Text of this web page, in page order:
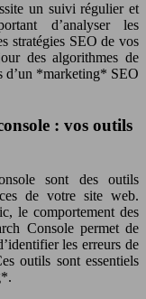
un suivi régulier et
d’analyser les
stratégies SEO de vos
des algorithmes de
d’un *marketing* SEO
: vos outils
sont des outils
de votre site web.
le comportement des
Console permet de
les erreurs de
outils sont essentiels